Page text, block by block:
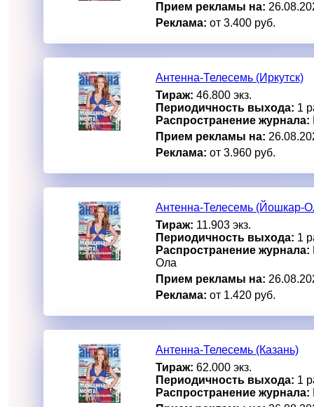
Прием рекламы на:
Реклама: от 3.400 руб.
Антенна-Телесемь (Иркутск)
Тираж: 46.800 экз.
Периодичность выхода: 1
Распространение журнала:
Прием рекламы на:
Реклама: от 3.960 руб.
Антенна-Телесемь (Йошкар-
Тираж: 11.903 экз.
Периодичность выхода: 1
Распространение журнала:
Ола
Прием рекламы на:
Реклама: от 1.420 руб.
Антенна-Телесемь (Казань)
Тираж: 62.000 экз.
Периодичность выхода: 1
Распространение журнала: